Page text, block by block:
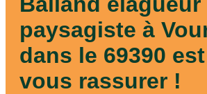
paysagiste à
dans le 69390
vous rassurer !